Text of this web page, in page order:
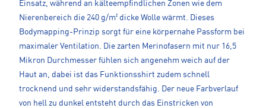
Einsatz, während an kälteempfindlichen Zonen wie dem
Nierenbereich die 240 g/m² dicke Wolle wärmt. Dieses
Bodymapping-Prinzip sorgt für eine körpernahe Passform bei
maximaler Ventilation. Die zarten Merinofasern mit nur 16,5
Mikron Durchmesser fühlen sich angenehm weich auf der
Haut an, dabei ist das Funktionsshirt zudem schnell
trocknend und sehr widerstandsfähig. Der neue Farbverlauf
von hell zu dunkel entsteht durch das Einstricken von